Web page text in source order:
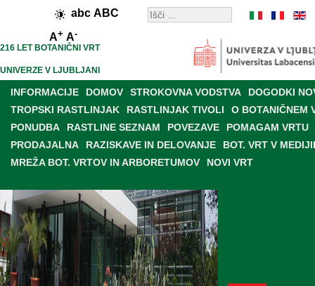
abc ABC
A+ A-
216 LET BOTANIČNI VRT
UNIVERZE V LJUBLJANI
INFORMACIJE DOMOV STROKOVNA VODSTVA
DOGODKI
TROPSKI RASTLINJAK
RASTLINJAK TIVOLI
O BOTANIČNEM
PONUDBA
RASTLINE SEZNAM POVEZAVE
POMAGAM VRTU
PRODAJALNA
RAZISKAVE IN DELOVANJE
BOT. VRT V
MREŽA BOT. VRTOV IN ARBORETUMOV
NOVI VRT